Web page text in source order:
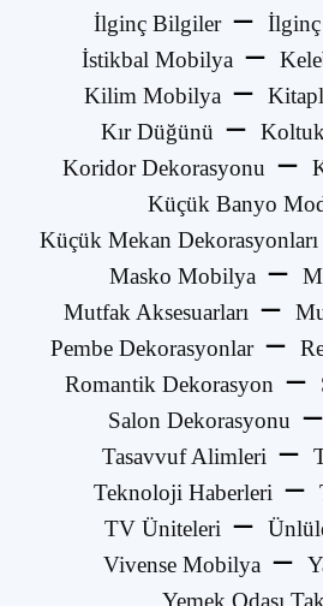
İlginç Bilgiler
İstikbal Mobilya
Kilim Mobilya
Kır Düğünü
Koltuk
Koridor Dekorasyonu
Küçük Banyo
Küçük Mekan Dekorasyonları
Masko Mobilya
Mutfak Aksesuarları
Pembe Dekorasyonlar
Romantik Dekorasyon
Salon Dekorasyonu
Tasavvuf Alimleri
Teknoloji Haberleri
TV Üniteleri
Vivense Mobilya
Yemek Odası